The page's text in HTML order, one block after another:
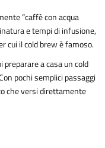
“caffè con acqua
e tempi di infusione,
cui il cold brew è famoso.
preparare a casa un cold
pochi semplici passaggi
che versi direttamente